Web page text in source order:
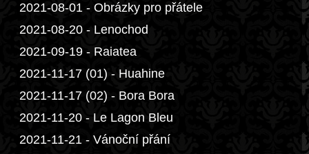
2021-08-01 - Obrázky pro přátele
2021-08-20 - Lenochod
2021-09-19 - Raiatea
2021-11-17 (01) - Huahine
2021-11-17 (02) - Bora Bora
2021-11-20 - Le Lagon Bleu
2021-11-21 - Vánoční přání